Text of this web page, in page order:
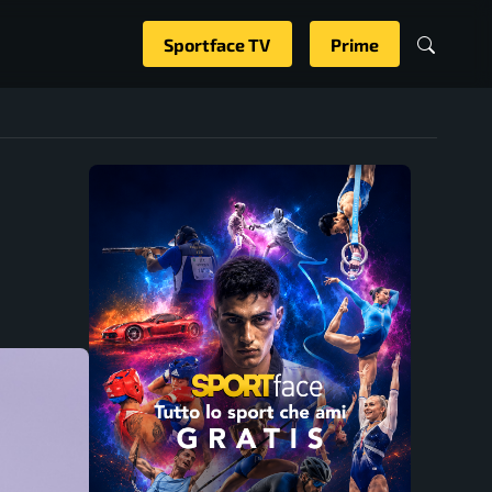
Sportface TV Prime